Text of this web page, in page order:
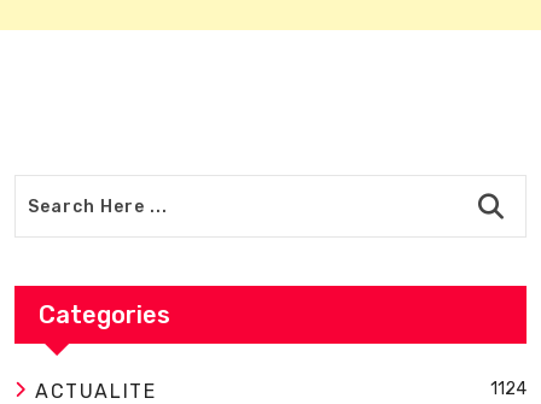
Categories
ACTUALITE 1124